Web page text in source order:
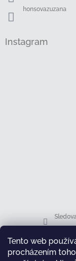
Tento web
procházením
honsovazuzana
Instagram
Facebook